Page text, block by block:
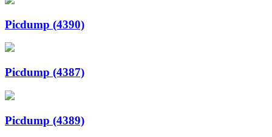
Picdump (4390)
Picdump (4387)
Picdump (4389)